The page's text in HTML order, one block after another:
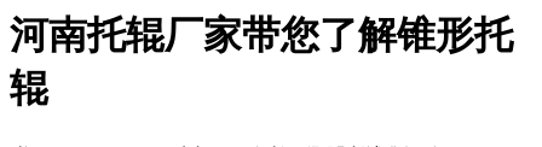
河南托辊厂家带您了解锥形托
辊